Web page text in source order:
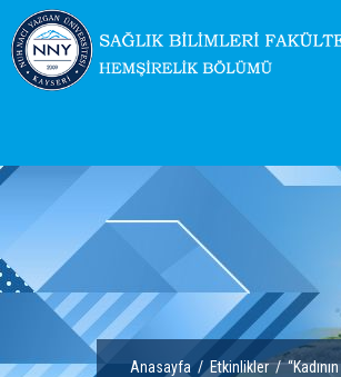
Anasayfa /Etkinlikler/ “Kadının